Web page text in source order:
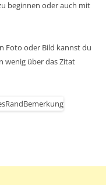
beginnen oder auch mit
Foto oder Bild kannst du
wenig über das Zitat